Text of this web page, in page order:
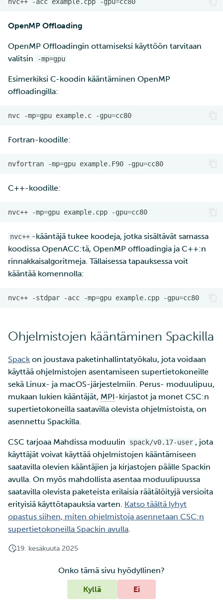
OpenMP Offloading
OpenMP Offloadingin ottamiseksi käyttöön tarvitaan
valitsin
-mp=gpu
Esimerkiksi C-koodin kääntäminen OpenMP
offloadingilla:
nvc -mp=gpu example.c -gpu=
Fortran-koodille:
nvfortran -mp=gpu example.F90 -gpu=
C++-koodille:
nvc++ -mp=gpu example.cpp -gpu=
nvc++ -kääntäjä tukee koodeja, jotka sisältävät samassa
koodissa OpenACC:tä, OpenMP offloadingia ja C++:n
rinnakkaisalgoritmeja. Tällaisessa tapauksessa voit
kääntää komennolla:
nvc++ -stdpar -acc -mp=gpu example.cpp -gpu=
Ohjelmistojen kääntäminen Spackilla
Spack on joustava paketinhallintatyökalu, jota voidaan
käyttää ohjelmistojen asentamiseen supertietokoneille
sekä Linux- ja macOS-järjestelmiin. Perus- moduulipuu,
mukaan lukien kääntäjät, MPI-kirjastot ja monet CSC:n
supertietokoneilla saatavilla olevista ohjelmistoista, on
asennettu Spackilla.
CSC tarjoaa Mahdissa moduulin spack/v0.17-user , jota
käyttäjät voivat käyttää ohjelmistojen kääntämiseen
saatavilla olevien kääntäjien ja kirjastojen päälle Spackin
avulla. On myös mahdollista asentaa moduulipuussa
saatavilla olevista paketeista erilaisia räätälöityjä versioita
erityisiä käyttötapauksia varten. Katso täältä lyhyt
opastus siihen, miten ohjelmistoja asennetaan CSC:n
supertietokoneilla Spackin avulla.
19. kesäkuuta 2025
Onko tämä sivu hyödyllinen?
Kyllä
Ei